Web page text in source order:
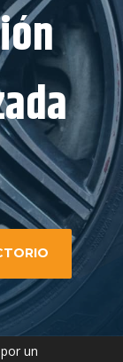
un